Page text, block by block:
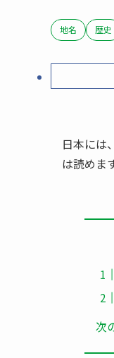
地名 歴史
日本には
は読めま
次